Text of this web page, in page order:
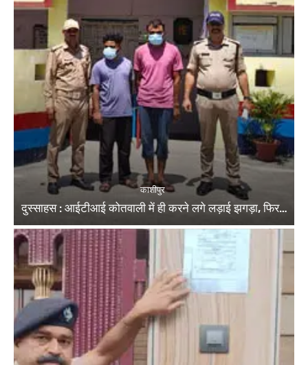
काशीपुर
दुस्साहस : आईटीआई कोतवाली में ही करने लगे लड़ाई झगड़ा, फिर…